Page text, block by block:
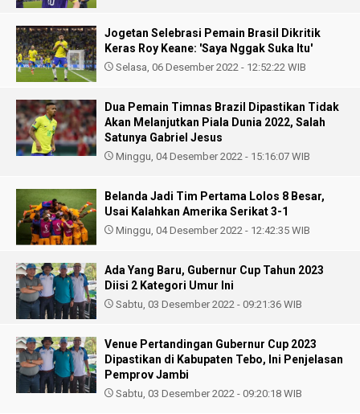
Jogetan Selebrasi Pemain Brasil Dikritik
Keras Roy Keane: 'Saya Nggak Suka Itu'
Selasa, 06 Desember 2022 - 12:52:22 WIB
Dua Pemain Timnas Brazil Dipastikan Tidak
Akan Melanjutkan Piala Dunia 2022, Salah
Satunya Gabriel Jesus
Minggu, 04 Desember 2022 - 15:16:07 WIB
Belanda Jadi Tim Pertama Lolos 8 Besar,
Usai Kalahkan Amerika Serikat 3-1
Minggu, 04 Desember 2022 - 12:42:35 WIB
Ada Yang Baru, Gubernur Cup Tahun 2023
Diisi 2 Kategori Umur Ini
Sabtu, 03 Desember 2022 - 09:21:36 WIB
Venue Pertandingan Gubernur Cup 2023
Dipastikan di Kabupaten Tebo, Ini Penjelasan
Pemprov Jambi
Sabtu, 03 Desember 2022 - 09:20:18 WIB